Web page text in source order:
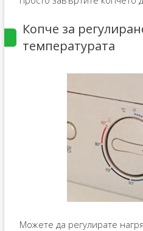
Копче за
температурата
Можете да регулирате